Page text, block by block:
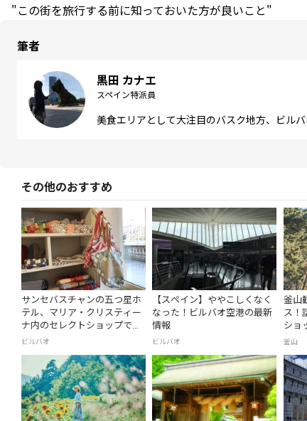
"この街を旅行する前に知っておいた方が良いこと"
筆者
黒田 カナエ
スペイン特派員
美食エリアとして大注目のバスク地方、ビル
その他のおすすめ
サンセバスチャンの五つ星ホ
テル、マリア・クリスティー
ナ内のセレクトショップで見
て
ビルバオ
【スペイン】ややこしくなく
なった！ビルバオ空港の最新
情報
ビルバオ
釜山
ス！
ショ
釜山